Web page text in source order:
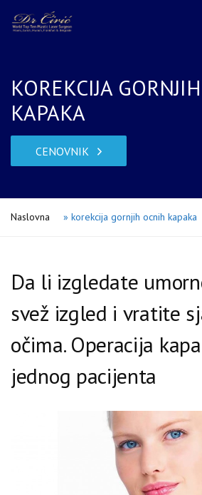
KOREKCIJA
KAPAKA
CENOVNIK
Naslovna » korekcija gornjih ocnih kapaka
Da li izgledate
svež izgled i vratite
očima. Operacija
jednog pacijenta